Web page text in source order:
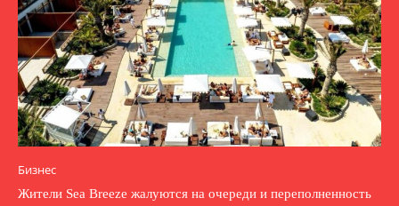
Бизнес
Жители Sea Breeze жалуются на очереди и переполненность